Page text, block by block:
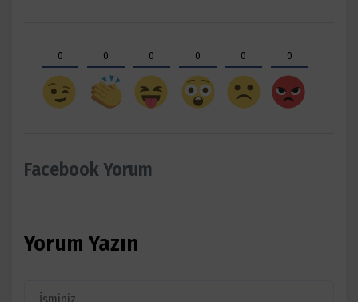
0 0 0 0 0 0
Facebook Yorum
Yorum Yazın